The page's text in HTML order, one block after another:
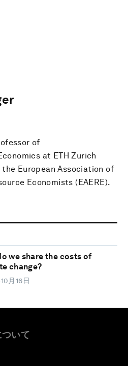
of
at ETH Zurich
European Association of
Economists (EAERE).
we share the costs of
change?
月16日
いて